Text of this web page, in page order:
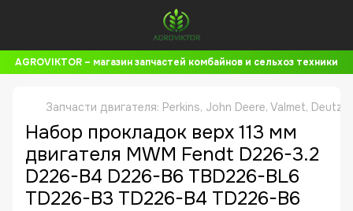
AGROVIKTOR – магазин запчастей комбайнов и сельхоз техники
Запчасти двигателя: Perkins, John Deere, Valmet,
Набор прокладок верх 113 мм
двигателя MWM Fendt D226-3.2
D226-B4 D226-B6 TBD226-BL6
TD226-B3 TD226-B4 TD226-B6